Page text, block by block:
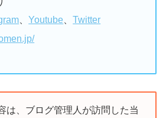
、 Youtube、 Twitter
は、ブログ管理人が訪問した当